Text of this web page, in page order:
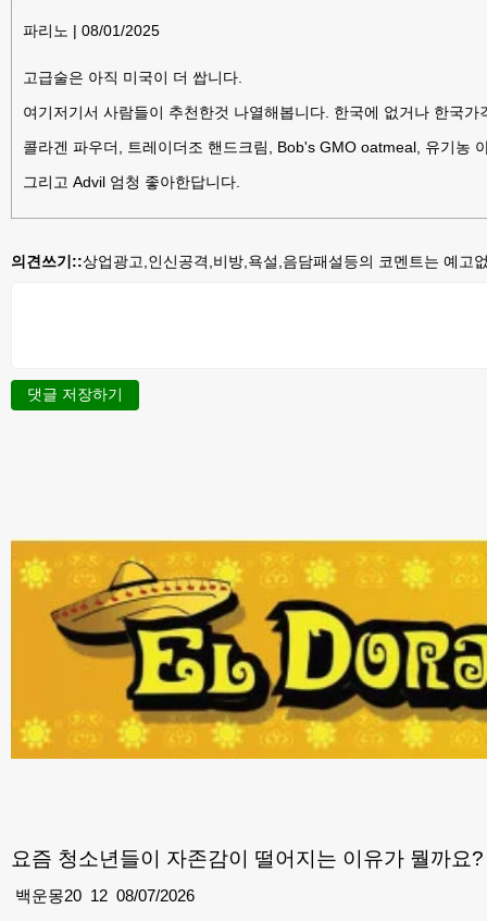
파리노 | 08/01/2025
고급술은 아직 미국이 더 쌉니다.
여기저기서 사람들이 추천한것 나열해봅니다. 한국에 없거나 한국가
콜라겐 파우더, 트레이더조 핸드크림, Bob's GMO oatmeal, 유기농
그리고 Advil 엄청 좋아한답니다.
의견쓰기::상업광고,인신공격,비방,욕설,음담패설등의 코멘트는 예고
댓글 저장하기
요즘 청소년들이 자존감이 떨어지는 이유가 뭘까요?
12
백운몽20 08/07/2026